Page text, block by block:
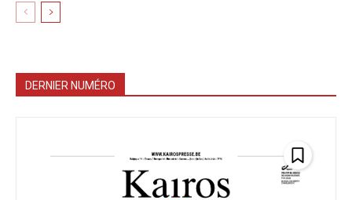
DERNIER NUMÉRO